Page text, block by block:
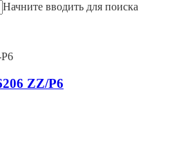
Начните вводить для поиска
ZZ/P6